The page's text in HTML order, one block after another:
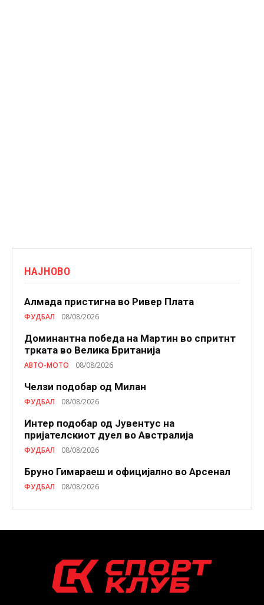
НАЈНОВО
Алмада пристигна во Ривер Плата
ФУДБАЛ 08/08/2026
Доминантна победа на Мартин во спритнт
трката во Велика Британија
АВТО-МОТО 08/08/2026
Челзи подобaр од Милан
ФУДБАЛ 08/08/2026
Интер подобар од Јувентус на
пријателскиот дуел во Австралија
ФУДБАЛ 08/08/2026
Бруно Гимараеш и официјално во Арсенал
ФУДБАЛ 08/08/2026